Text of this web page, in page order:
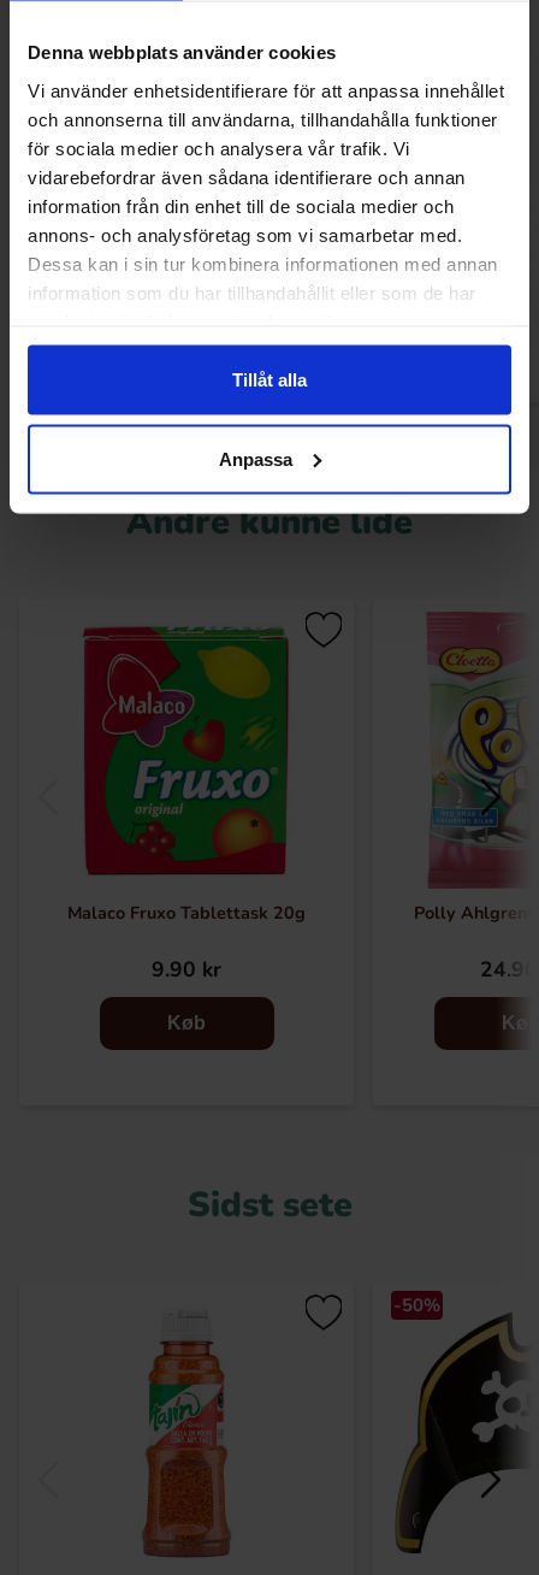
Denna webbplats använder cookies
Vi använder enhetsidentifierare för att anpassa innehållet
och annonserna till användarna, tillhandahålla funktioner
för sociala medier och analysera vår trafik. Vi
vidarebefordrar även sådana identifierare och annan
information från din enhet till de sociala medier och
annons- och analysföretag som vi samarbetar med.
Dessa kan i sin tur kombinera informationen med annan
information som du har tillhandahållit eller som de har
Tillåt alla
Anpassa
Hell Ice Coffee Salted Caramel 25cl
17.90 kr 16.90 kr
Starbucks
Hazelnut Flavour
Andre kunne lide
Malaco Fruxo Tablettask 20g
9.90 kr
Køb
Polly
Køb
Sidst sete
-50%